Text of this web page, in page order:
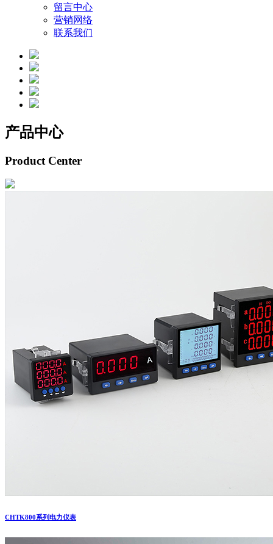
留言中心
营销网络
联系我们
产品中心
Product Center
CHTK800系列电力仪表